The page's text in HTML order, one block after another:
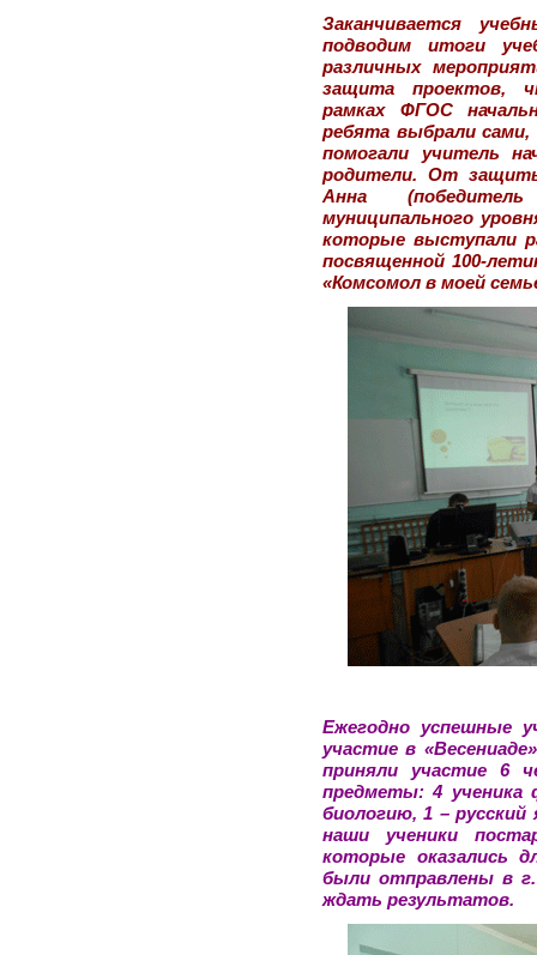
Заканчивается
подводим итоги
различных
защита проектов,
рамках ФГОС
ребята выбрали
помогали учитель
родители. От
Анна
муниципального
которые выступали
посвященной 100-
«Комсомол в моей
Ежегодно успешные
участие в
приняли участие 6
предметы: 4 ученика
биологию, 1 –
наши ученики
которые оказались
были отправлены в г.
ждать результатов.